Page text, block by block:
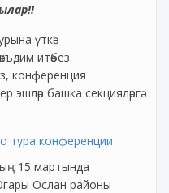
үткән
итәбез.
конференция
эшләр башка секцияләргә
тура конференции
15 мартында
Ослан районы